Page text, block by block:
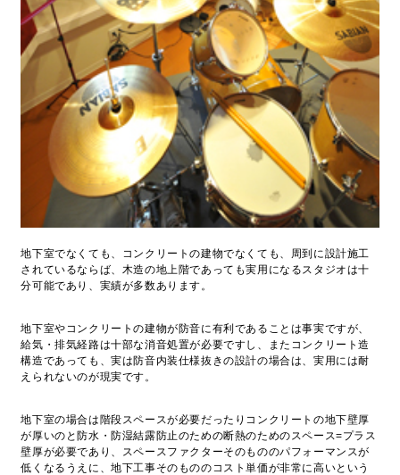
地下室でなくても、コンクリートの建物でなくても、周到に設計施工
されているならば、木造の地上階であっても実用になるスタジオは十
分可能であり、実績が多数あります。
地下室やコンクリートの建物が防音に有利であることは事実ですが、
給気・排気経路は十部な消音処置が必要ですし、またコンクリート造
構造であっても、実は防音内装仕様抜きの設計の場合は、実用には耐
えられないのが現実です。
地下室の場合は階段スペースが必要だったりコンクリートの地下壁厚
が厚いのと防水・防湿結露防止のための断熱のためのスペース=プラス
壁厚が必要であり、スペースファクターそのもののパフォーマンスが
低くなるうえに、地下工事そのもののコスト単価が非常に高いという